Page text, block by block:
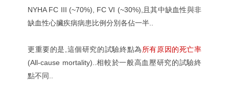
NYHA FC III (~70%), FC VI (~30%),且其中缺血性與非
缺血性心臟疾病病患比例分別各佔一半..
更重要的是,這個研究的試驗終點為所有原因的死亡率
(All-cause mortality)..相較於一般高血壓研究的試驗終
點不同..